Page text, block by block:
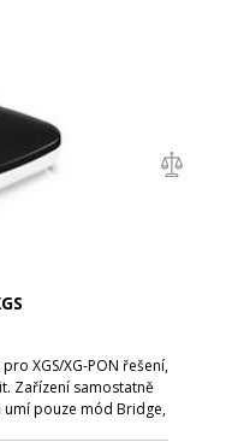
XGS/XG-PON řešení,
Zařízení samostatně
pouze mód Bridge,